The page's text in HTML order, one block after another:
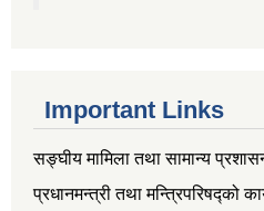
Important Links
सङ्‍घीय मामिला तथा सामान्य
प्रधानमन्त्री तथा मन्त्रिपरिषद्को